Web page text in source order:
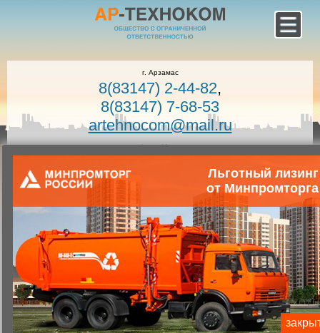
г. Арзамас
8(83147) 2-44-82,
8(83147) 7-68-53
artehnocom@mail.ru
офис г. Москва
Звонок по России бесплатный!
Заказать звонок
Главная
Каталог коммунальной техники
Коммунальная техника
Запчасти для коммунальной техники
Запасные части для мусоровозов
Захват КО-440-5.73.01.950
Льготный лизинг
от Минпромторга